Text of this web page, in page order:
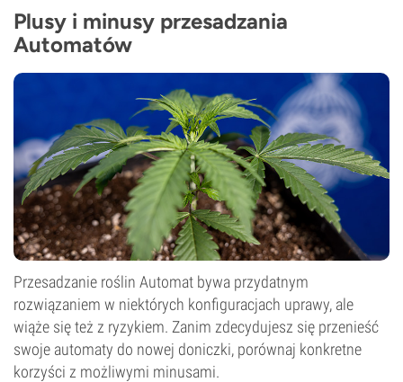
Plusy i minusy przesadzania
Automatów
Przesadzanie roślin Automat bywa przydatnym
rozwiązaniem w niektórych konfiguracjach uprawy, ale
wiąże się też z ryzykiem. Zanim zdecydujesz się przenieść
swoje automaty do nowej doniczki, porównaj konkretne
korzyści z możliwymi minusami.